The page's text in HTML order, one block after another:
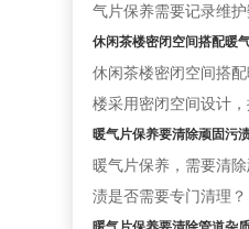
气片保养需要记录维
休闲茶楼密闭空间搭配暖
休闲茶楼密闭空间搭
楼采用密闭空间设计
暖气片保养要清除顽固污
暖气片保养，需要清
渍是否需要专门清理
暖气片保养要清除管道杂